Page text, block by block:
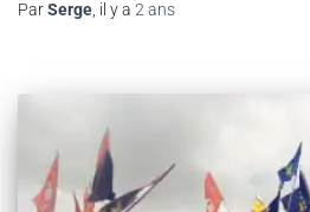
ParSerge , il y a 2 ans